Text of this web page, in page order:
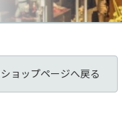
ョップページへ戻る